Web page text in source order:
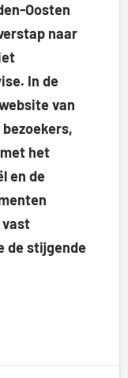
Oosten
naar
In de
van
het
en de
vast
de stijgende